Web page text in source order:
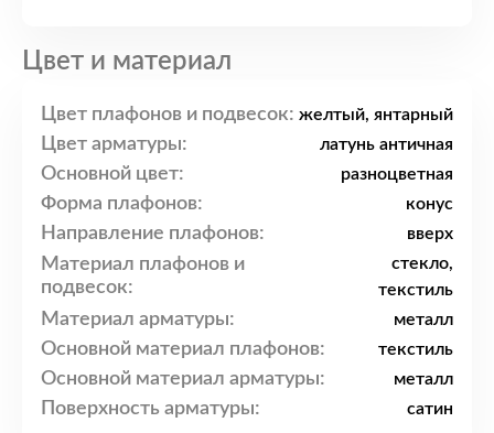
Цвет и материал
Цвет плафонов и подвесок: желтый, янтарный
Цвет арматуры: латунь античная
Основной цвет: разноцветная
Форма плафонов: конус
Направление плафонов: вверх
Материал плафонов и
подвесок:
стекло,
текстиль
Материал арматуры: металл
Основной материал плафонов: текстиль
Основной материал арматуры: металл
Поверхность арматуры: сатин